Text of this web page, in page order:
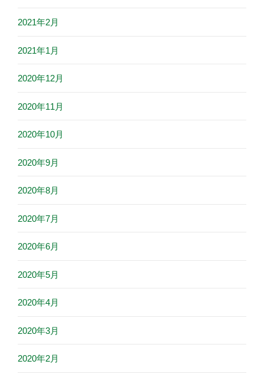
2021年2月
2021年1月
2020年12月
2020年11月
2020年10月
2020年9月
2020年8月
2020年7月
2020年6月
2020年5月
2020年4月
2020年3月
2020年2月